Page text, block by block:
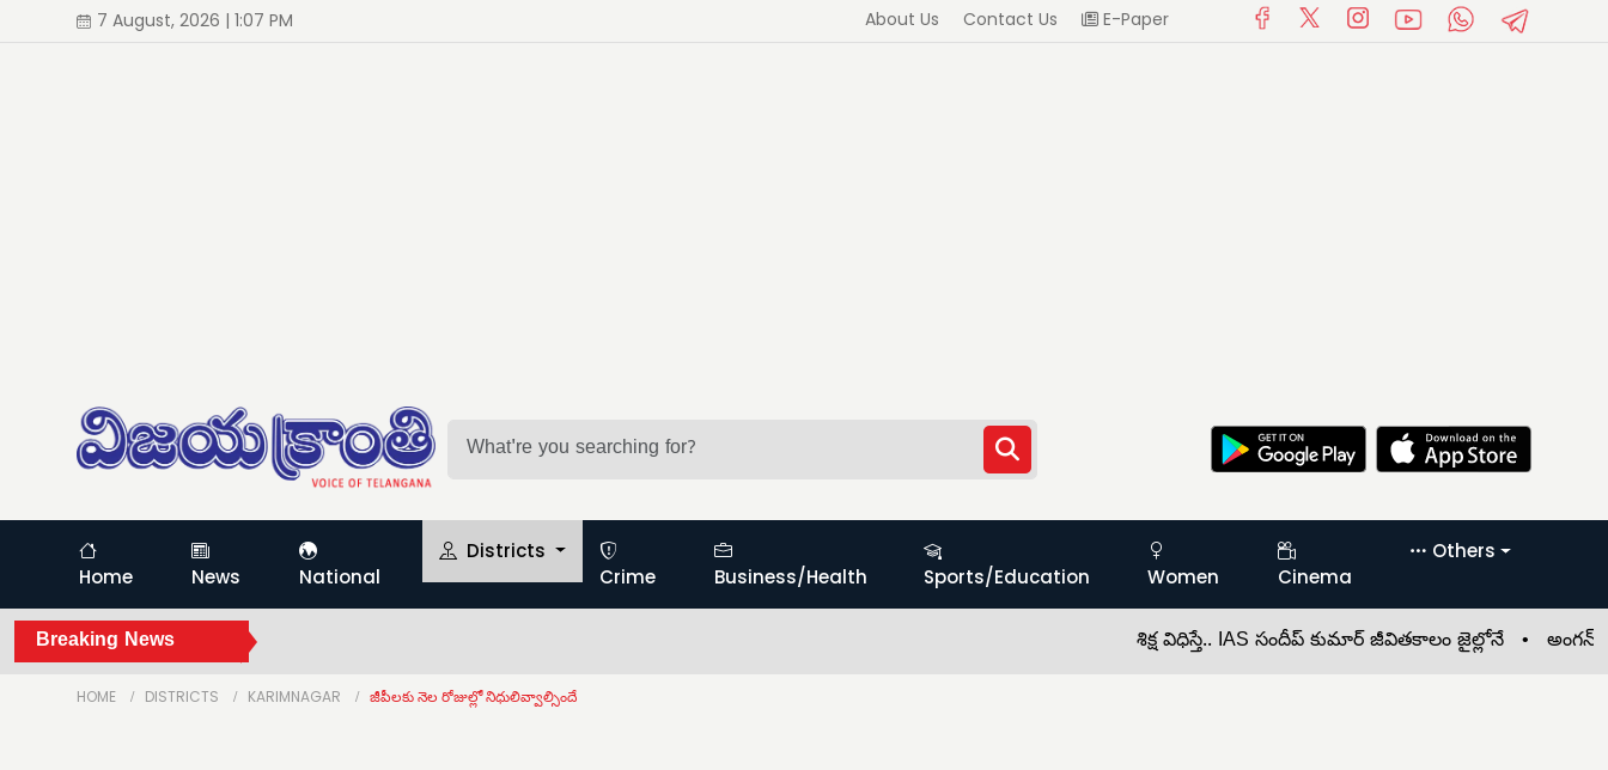
7 August, 2026 | 1:07 PM About Us Contact Us E-Paper
Home News National
Districts
Crime
Business/Health Sports/Education Women Cinema
Others
Breaking News శిక్ష విధిస్తే.. IAS సందీప్‌ కుమార్‌ జీవితకాలం జైల్లోనే •అంగన్‌వాడీలో
HOME DISTRICTS KARIMNAGAR జీపీలకు నెల రోజుల్లో నిధులివ్వాల్సిందే